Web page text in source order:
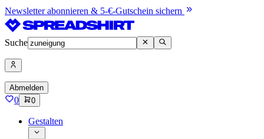
Newsletter abonnieren & 5-€-Gutschein sichern
Suche
Abmelden
0 0
Gestalten